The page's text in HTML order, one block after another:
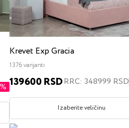
singl
sa mehanizmom za podizanje
Krevet Exp Gracia
1376 varijanti
139600 RSDRRC: 348999 RSD
Izaberite veličinu